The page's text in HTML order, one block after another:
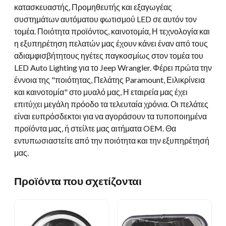
κατασκευαστής, Προμηθευτής και εξαγωγέας
συστημάτων αυτόματου φωτισμού LED σε αυτόν τον
τομέα. Ποιότητα προϊόντος, καινοτομία, Η τεχνολογία και
η εξυπηρέτηση πελατών μας έχουν κάνει έναν από τους
αδιαμφισβήτητους ηγέτες παγκοσμίως στον τομέα του
LED Auto Lighting για το Jeep Wrangler. Φέρει πρώτα την
έννοια της "ποιότητας, Πελάτης Paramount, Ειλικρίνεια
και καινοτομία" στο μυαλό μας, Η εταιρεία μας έχει
επιτύχει μεγάλη πρόοδο τα τελευταία χρόνια. Οι πελάτες
είναι ευπρόσδεκτοι για να αγοράσουν τα τυποποιημένα
προϊόντα μας, ή στείλτε μας αιτήματα OEM. Θα
εντυπωσιαστείτε από την ποιότητα και την εξυπηρέτησή
μας.
Προϊόντα που σχετίζονται